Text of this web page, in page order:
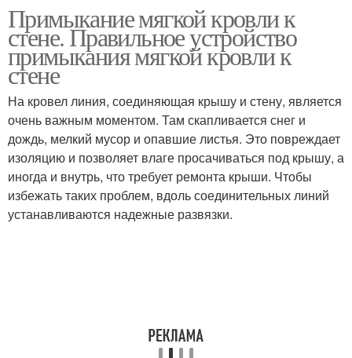
Металлическая кровля Кровли к круглой трубе
Дымоход через кровлю
Примыкание мягкой кровли к
стене. Правильное устройство
примыкания мягкой кровли к
стене
На кровел линия, соединяющая крышу и стену, является
очень важным моментом. Там скапливается снег и
дождь, мелкий мусор и опавшие листья. Это повреждает
изоляцию и позволяет влаге просачиваться под крышу, а
иногда и внутрь, что требует ремонта крыши. Чтобы
избежать таких проблем, вдоль соединительных линий
устанавливаются надежные развязки.